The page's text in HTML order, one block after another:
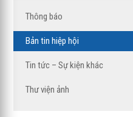
Thông báo
Bản tin hiệp hội
Tin tức – Sự kiện khác
Thư viện ảnh